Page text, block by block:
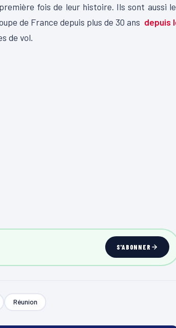
fois de leur histoire. Ils sont aussi
de France depuis plus de 30 ans depuis
de vol.
S'ABONNER
Réunion